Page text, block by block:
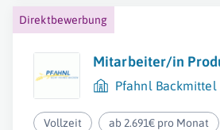
Direktbewerbung
Mitarbeiter/in
Pfahnl Backmittel
Vollzeit ab 2.691€ pro Monat